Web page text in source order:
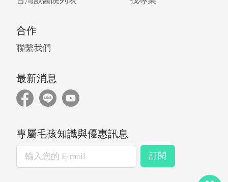
合作
聯繫我們
最新消息
專屬毛孩知識與優惠訊息
訂閱